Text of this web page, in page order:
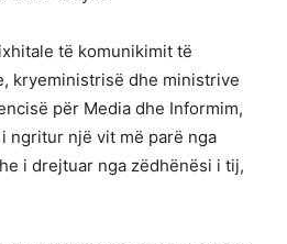
të komunikimit të
kryeministrisë dhe ministrive
për Media dhe Informim,
ngritur një vit më parë nga
i drejtuar nga zëdhënësi i tij,